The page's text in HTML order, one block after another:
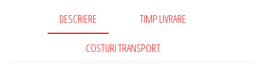
RegenerabilDESCRIERE TIMP LIVRARE
COSTURI TRANSPORT